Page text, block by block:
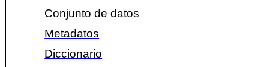
Conjunto de datos
Metadatos
Diccionario